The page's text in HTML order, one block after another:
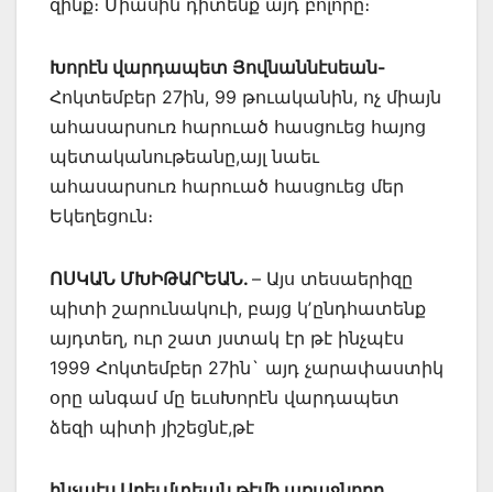
Խորէն վարդապետ Յովնաննէսեան-
Հոկտեմբեր 27ին, 99 թուականին, ոչ միայն
ահասարսուռ հարուած հասցուեց հայոց
պետականութեանը,այլ նաեւ
ահասարսուռ հարուած հասցուեց մեր
Եկեղեցուն։
ՈՍԿԱՆ ՄԽԻԹԱՐԵԱՆ. – Այս տեսաերիզը
պիտի շարունակուի, բայց կʼընդհատենք
այդտեղ, ուր շատ յստակ էր թէ ինչպէս
1999 Հոկտեմբեր 27ին` այդ չարափաստիկ
օրը անգամ մը եւսԽորէն վարդապետ
ձեզի պիտի յիշեցնէ,թէ